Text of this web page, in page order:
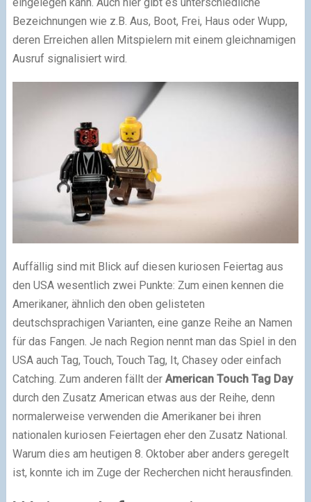
Bezeichnungen wie z.B. Aus, Boot, Frei, Haus oder Wupp,
deren Erreichen allen Mitspielern mit einem gleichnamigen
Ausruf signalisiert wird.
Auffällig sind mit Blick auf diesen kuriosen Feiertag aus
den USA wesentlich zwei Punkte: Zum einen kennen die
Amerikaner, ähnlich den oben gelisteten
deutschsprachigen Varianten, eine ganze Reihe an Namen
für das Fangen. Je nach Region nennt man das Spiel in den
USA auch Tag, Touch, Touch Tag, It, Chasey oder einfach
Catching. Zum anderen fällt der American Touch Tag Day
durch den Zusatz American etwas aus der Reihe, denn
normalerweise verwenden die Amerikaner bei ihren
nationalen kuriosen Feiertagen eher den Zusatz National.
Warum dies am heutigen 8. Oktober aber anders geregelt
ist, konnte ich im Zuge der Recherchen nicht herausfinden.